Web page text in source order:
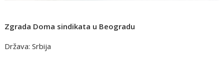
Zgrada Doma sindikata u Beogradu
Država: Srbija